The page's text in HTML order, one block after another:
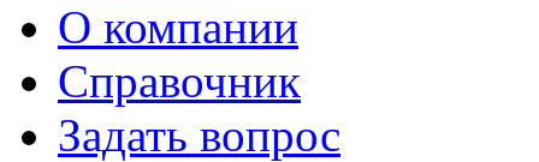
О компании
Справочник
Задать вопрос